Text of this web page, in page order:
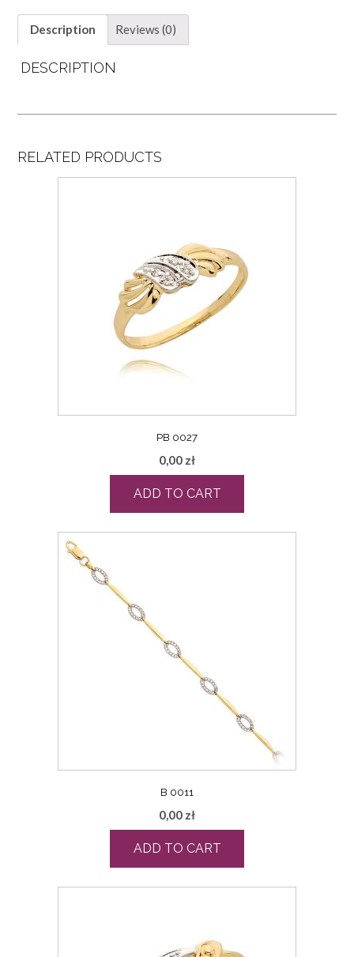
Description Reviews (0)
DESCRIPTION
RELATED PRODUCTS
PB 0027
0,00 zł
ADD TO CART
B 0011
0,00 zł
ADD TO CART